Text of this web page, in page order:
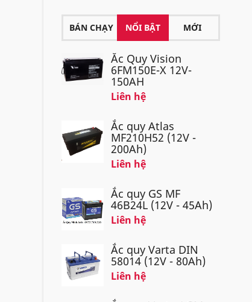
BÁN CHẠY NỔI BẬT MỚI
Ắc Quy Vision
6FM150E-X 12V-
150AH
Liên hệ
Ắc quy Atlas
MF210H52 (12V -
200Ah)
Liên hệ
Ắc quy GS MF
46B24L (12V - 45Ah)
Liên hệ
Ắc quy Varta DIN
58014 (12V - 80Ah)
Liên hệ